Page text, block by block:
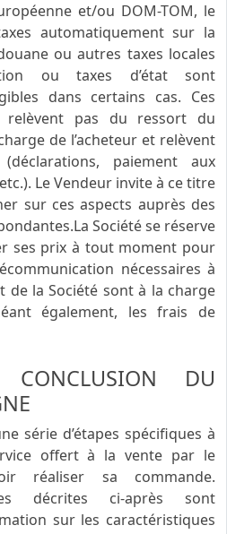
et/ou DOM-TOM, le
automatiquement sur la
ou autres taxes locales
ou taxes d’état sont
dans certains cas. Ces
pas du ressort du
de l’acheteur et relèvent
paiement aux
Le Vendeur invite à ce titre
sur ces aspects auprès des
Société se réserve
ses prix à tout moment pour
nécessaires à
de la Société sont à la charge
également, les frais de
DU
série d’étapes spécifiques à
offert à la vente par le
réaliser sa commande.
décrites ci-après sont
sur les caractéristiques